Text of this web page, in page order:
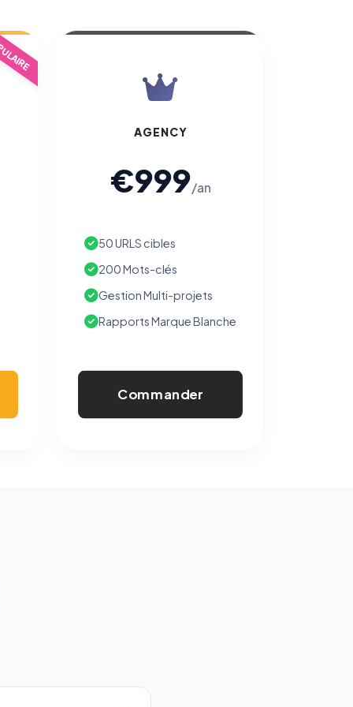
AGENCY
€999/an
50 URLS cibles
200 Mots-clés
Gestion Multi-projets
Rapports Marque Blanche
Commander